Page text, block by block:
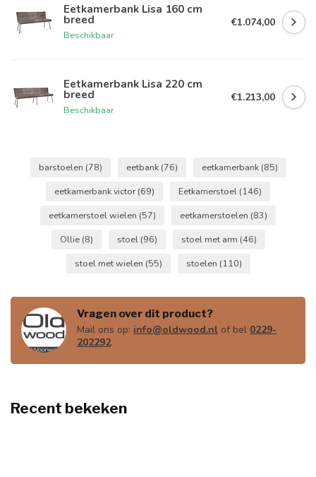
Eetkamerbank Lisa 160 cm
breed
Beschikbaar
€1.074,00
Eetkamerbank Lisa 220 cm
breed
Beschikbaar
€1.213,00
barstoelen (78) eetbank (76) eetkamerbank (85)
eetkamerbank victor(69) Eetkamerstoel (146)
eetkamerstoel wielen (57) eetkamerstoelen (83)
Ollie (8) stoel (96) stoel met arm (46)
stoel met wielen (55) stoelen (110)
Vragen over dit product?
Mail ons op: info@oldwood.nl of bel 0229-
202292.
Recent bekeken